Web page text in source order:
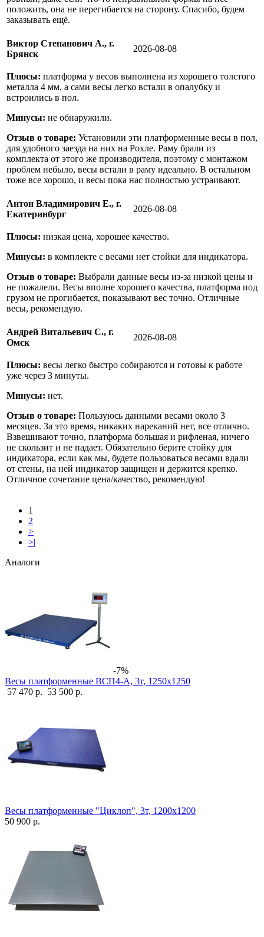
положить, она не перегибается на сторону. Спасибо, будем
заказывать ещё.
Виктор Степанович А., г.
Брянск
2026-08-08
Плюсы: платформа у весов выполнена из хорошего толстого
металла 4 мм, а сами весы легко встали в опалубку и
встроились в пол.
Минусы: не обнаружили.
Отзыв о товаре: Установили эти платформенные весы в пол,
для удобного заезда на них на Рохле. Раму брали из
комплекта от этого же производителя, поэтому с монтажом
проблем небыло, весы встали в раму идеально. В остальном
тоже все хорошо, и весы пока нас полностью устраивают.
Антон Владимирович Е., г.
Екатеринбург
2026-08-08
Плюсы: низкая цена, хорошее качество.
Минусы: в комплекте с весами нет стойки для индикатора.
Отзыв о товаре: Выбрали данные весы из-за низкой цены и
не пожалели. Весы вполне хорошего качества, платформа под
грузом не прогибается, показывают вес точно. Отличные
весы, рекомендую.
Андрей Витальевич С., г.
Омск
2026-08-08
Плюсы: весы легко быстро собираются и готовы к работе
уже через 3 минуты.
Минусы: нет.
Отзыв о товаре: Пользуюсь данными весами около 3
месяцев. За это время, никаких нареканий нет, все отлично.
Взвешивают точно, платформа большая и рифленая, ничего
не скользит и не падает. Обязательно берите стойку для
индикатора, если как мы, будете пользоваться весами вдали
от стены, на ней индикатор защищен и держится крепко.
Отличное сочетание цена/качество, рекомендую!
1
2
>
>|
Аналоги
-7%
Весы платформенные ВСП4-А, 3т, 1250х1250
57 470 р. 53 500 р.
Весы платформенные "Циклоп", 3т, 1200х1200
50 900 р.